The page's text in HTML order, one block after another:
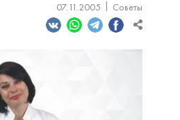
07.11.2005
Советы